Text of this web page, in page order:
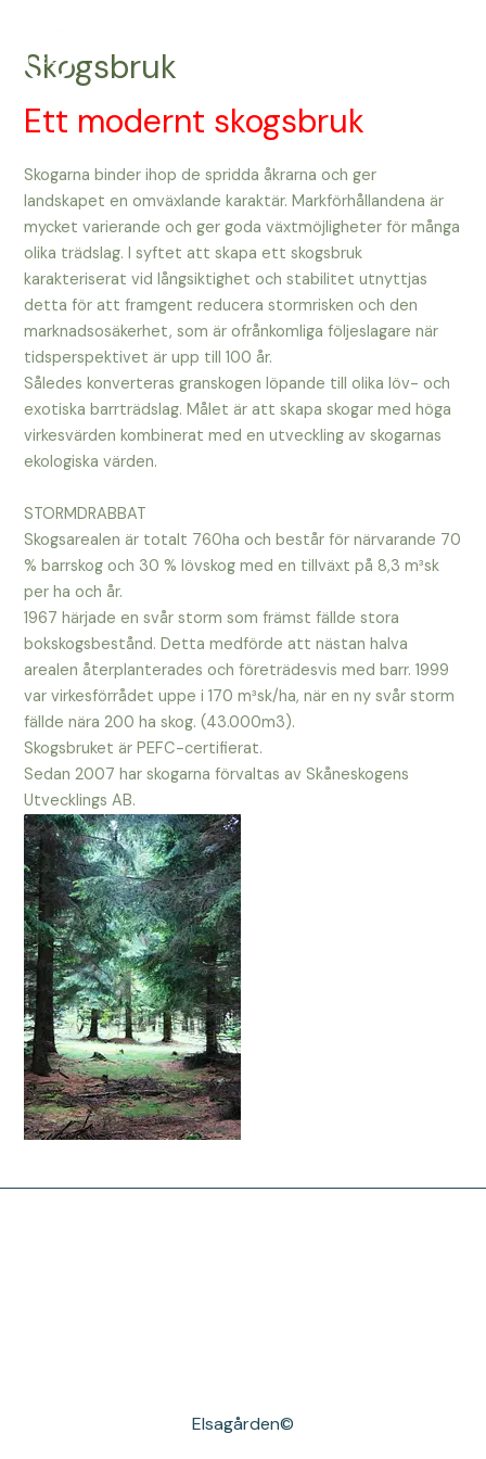
innehållSkogsbruk
Ett modernt skogsbruk
Skogarna binder ihop de spridda åkrarna och ger
landskapet en omväxlande karaktär. Markförhållandena är
mycket varierande och ger goda växtmöjligheter för många
olika trädslag. I syftet att skapa ett skogsbruk
karakteriserat vid långsiktighet och stabilitet utnyttjas
detta för att framgent reducera stormrisken och den
marknadsosäkerhet, som är ofrånkomliga följeslagare när
tidsperspektivet är upp till 100 år.
Således konverteras granskogen löpande till olika löv- och
exotiska barrträdslag. Målet är att skapa skogar med höga
virkesvärden kombinerat med en utveckling av skogarnas
ekologiska värden.
STORMDRABBAT
Skogsarealen är totalt 760ha och består för närvarande 70
% barrskog och 30 % lövskog med en tillväxt på 8,3 m³sk
per ha och år.
1967 härjade en svår storm som främst fällde stora
bokskogsbestånd. Detta medförde att nästan halva
arealen återplanterades och företrädesvis med barr. 1999
var virkesförrådet uppe i 170 m³sk/ha, när en ny svår storm
fällde nära 200 ha skog. (43.000m3).
Skogsbruket är PEFC-certifierat.
Sedan 2007 har skogarna förvaltas av Skåneskogens
Utvecklings AB.
Elsagården©